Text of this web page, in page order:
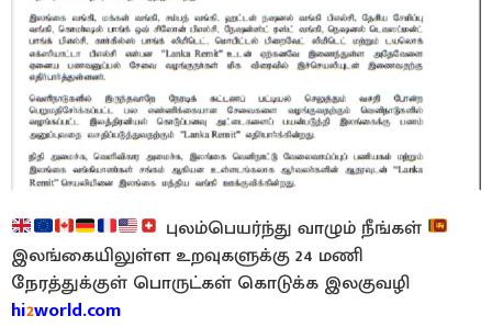
புலம்பெயர்ந்து வாழும் நீங்கள்
இலங்கையிலுள்ள உறவுகளுக்கு 24 மணி
நேரத்துக்குள் பொருட்கள் கொடுக்க இலகுவழி
hi2world.com